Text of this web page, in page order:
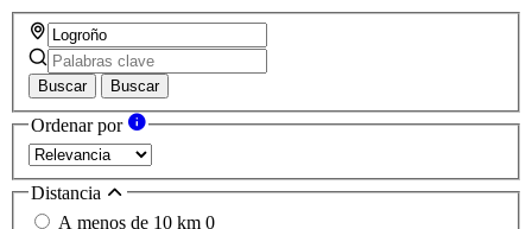
Buscar Buscar
Ordenar por
Distancia
A menos de 10 km 0